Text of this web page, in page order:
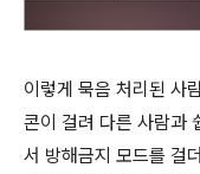
이렇게 묵음 처리된 사
콘이 걸려 다른 사람과
서 방해금지 모드를 걸